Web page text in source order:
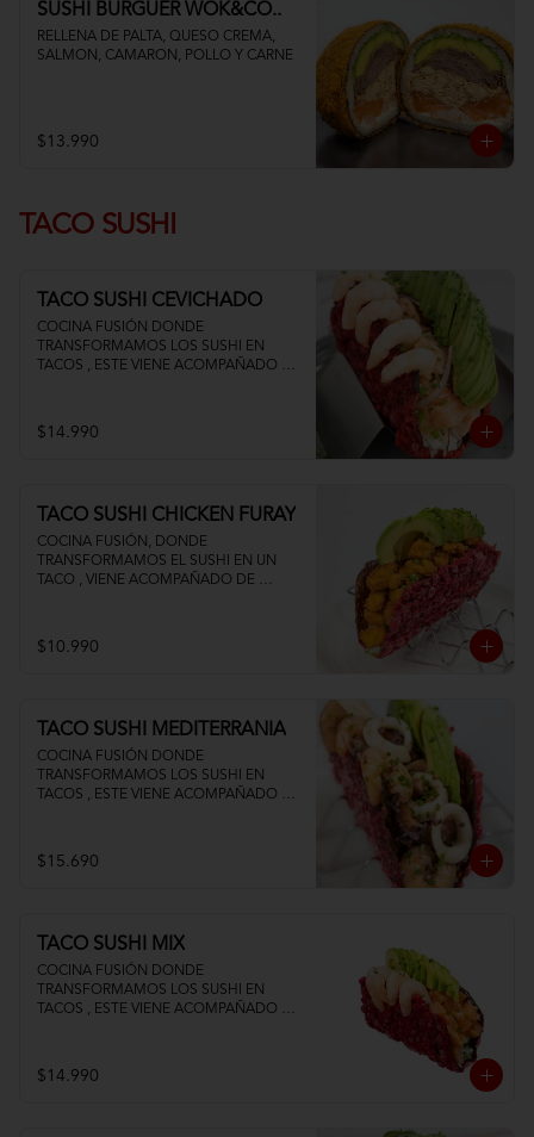
SUSHI BURGUER WOK&CO..
RELLENA DE PALTA, QUESO CREMA,
SALMON, CAMARON, POLLO Y CARNE
$13.990
TACO SUSHI
TACO SUSHI CEVICHADO
COCINA FUSIÓN DONDE
TRANSFORMAMOS LOS SUSHI EN
TACOS , ESTE VIENE ACOMPAÑADO DE
$14.990
TACO SUSHI CHICKEN FURAY
COCINA FUSIÓN, DONDE
TRANSFORMAMOS EL SUSHI EN UN
TACO , VIENE ACOMPAÑADO DE
$10.990
TACO SUSHI MEDITERRANIA
COCINA FUSIÓN DONDE
TRANSFORMAMOS LOS SUSHI EN
TACOS , ESTE VIENE ACOMPAÑADO DE
$15.690
TACO SUSHI MIX
COCINA FUSIÓN DONDE
TRANSFORMAMOS LOS SUSHI EN
TACOS , ESTE VIENE ACOMPAÑADO DE
$14.990